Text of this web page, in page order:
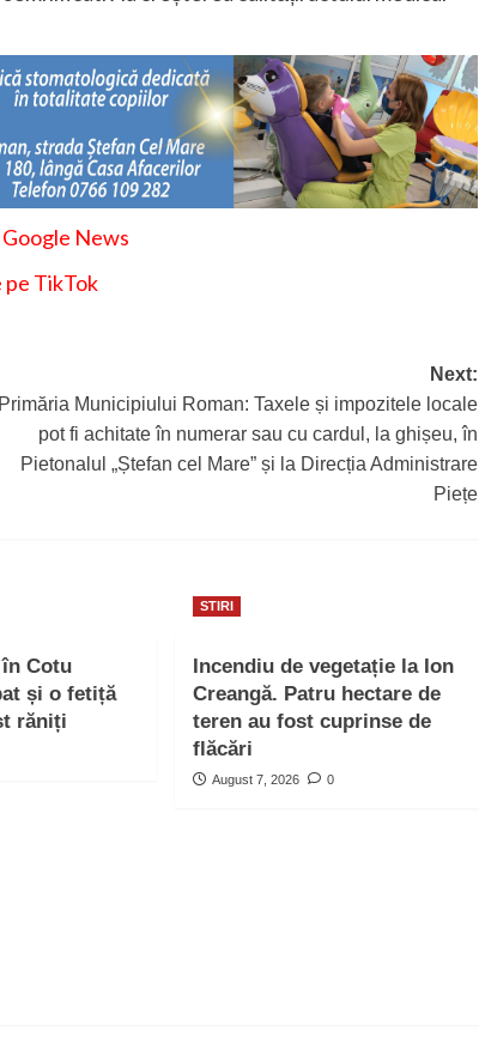
News
TikTok
Next:
Primăria Municipiului Roman: Taxele și impozitele locale
pot fi achitate în numerar sau cu cardul, la ghișeu, în
Pietonalul „Ștefan cel Mare” și la Direcția Administrare
Piețe
Cotu
și o fetiță
răniți
STIRI
Incendiu de vegetație la Ion
Creangă. Patru hectare de
teren au fost cuprinse de
flăcări
August 7, 2026 0